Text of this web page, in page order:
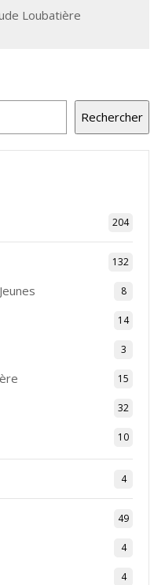
Loubatière
Rechercher
204
132
8
14
3
15
32
10
4
49
4
4